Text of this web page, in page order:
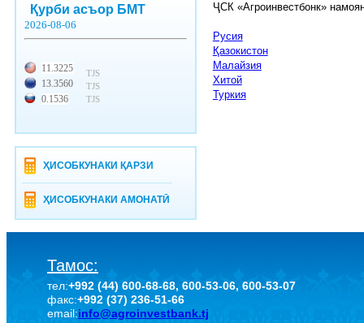
Қурби асъор БМТ
2026-08-06
11.3225
13.3560
0.1536
TJS
TJS
TJS
ҲИСОБКУНАКИ ҚАРЗИ
ҲИСОБКУНАКИ АМОНАТӢ
ҶСК «Агроинвестбонк»
Русия
Қазокистон
Малайзия
Хитой
Туркия
Тамос:
тел:+992 (44) 600-68-68, 600-53-06, 600-53-07
факс:+992 (37) 236-51-66
email:info@agroinvestbank.tj